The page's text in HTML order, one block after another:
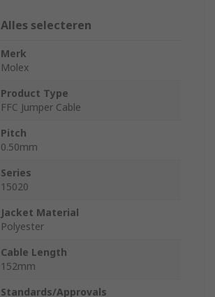
Alles selecteren
Merk
Molex
Product Type
FFC Jumper Cable
Pitch
0.50mm
Series
15020
Jacket Material
Polyester
Cable Length
152mm
Standards/Approvals